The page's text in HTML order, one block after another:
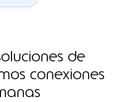
uciones de
conexiones